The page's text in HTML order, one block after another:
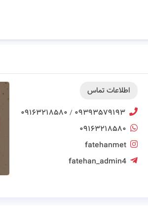
اطلاعات تماس
۰۹۳۹۳۵۷۹۱۹۳ / ۰۹۱۶۳۲۱۸۵۸۰
۰۹۱۶۳۲۱۸۵۸۰
fatehanmet
fatehan_admin4